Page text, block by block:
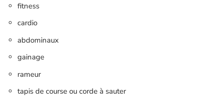
fitness
cardio
abdominaux
gainage
rameur
tapis de course ou corde à sauter